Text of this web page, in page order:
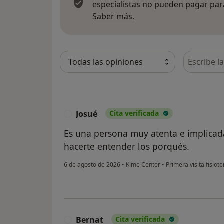
especialistas no pueden pagar
Saber más.
Busca en
Josué Cita verificada
Es una persona muy atenta e
hacerte entender los porqués.
6 de agosto de 2026 • Kime Center • Primera visita
Bernat Cita verificada